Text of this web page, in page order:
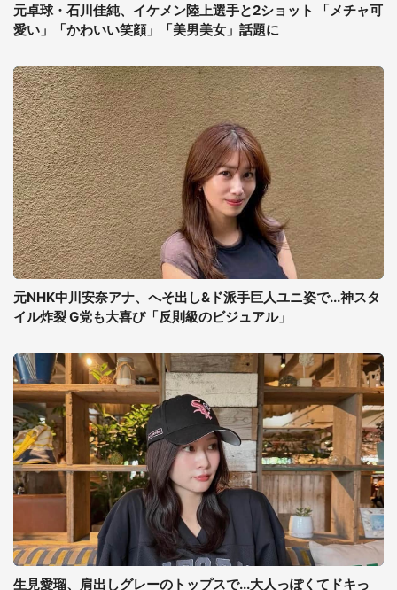
元卓球・石川佳純、イケメン陸上選手と2ショット 「メチャ可
愛い」「かわいい笑顔」「美男美女」話題に
元NHK中川安奈アナ、へそ出し&ド派手巨人ユニ姿で...神スタ
イル炸裂 G党も大喜び「反則級のビジュアル」
生見愛瑠、肩出しグレーのトップスで...大人っぽくてドキっ